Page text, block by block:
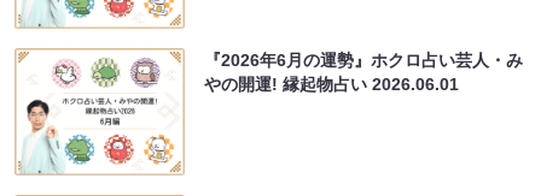
『2026年6月の運勢』ホクロ占い芸人・み
やの開運! 縁起物占い2026.06.01